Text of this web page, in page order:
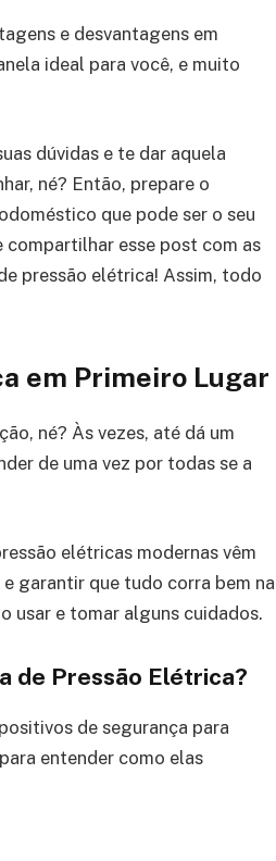
e desvantagens em
ideal para você, e muito
dúvidas e te dar aquela
né? Então, prepare o
que pode ser o seu
compartilhar esse post com as
pressão elétrica! Assim, todo
em Primeiro Lugar
né? Às vezes, até dá um
de uma vez por todas se a
elétricas modernas vêm
garantir que tudo corra bem na
usar e tomar alguns cuidados.
de Pressão Elétrica?
de segurança para
entender como elas